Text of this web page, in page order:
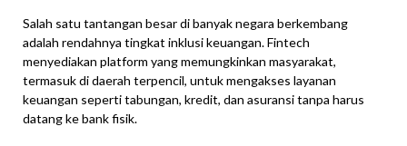
Salah satu tantangan besar di banyak negara berkembang
adalah rendahnya tingkat inklusi keuangan. Fintech
menyediakan platform yang memungkinkan masyarakat,
termasuk di daerah terpencil, untuk mengakses layanan
keuangan seperti tabungan, kredit, dan asuransi tanpa harus
datang ke bank fisik.